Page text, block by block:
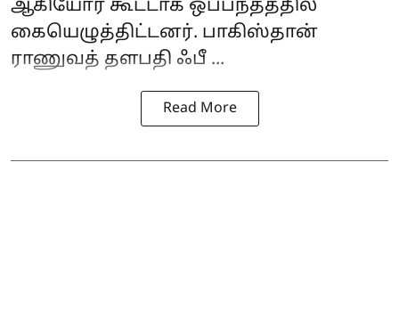
ஆகியோர் கூட்டாக ஒப்பந்தத்தில்
கையெழுத்திட்டனர். பாகிஸ்தான்
ராணுவத் தளபதி ஃபீ ...
Read More